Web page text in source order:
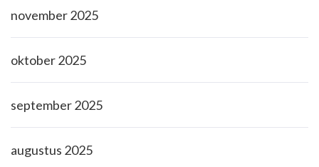
november 2025
oktober 2025
september 2025
augustus 2025